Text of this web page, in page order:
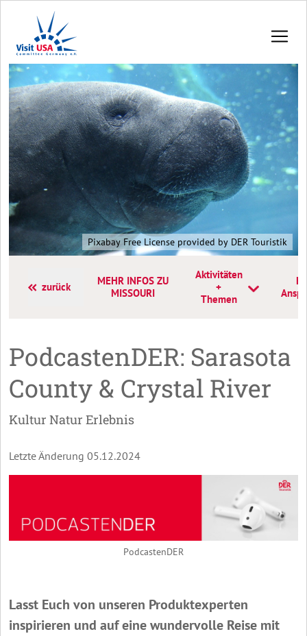
Pixabay Free License provided by DER Touristik
zurück
MEHR INFOS ZU
MISSOURI
Aktivitäten
+
Themen
PodcastenDER: Sarasota
County & Crystal River
Kultur Natur Erlebnis
Letzte Änderung 05.12.2024
PodcastenDER
Lasst Euch von unseren Produktexperten
inspirieren und auf eine wundervolle Reise mit